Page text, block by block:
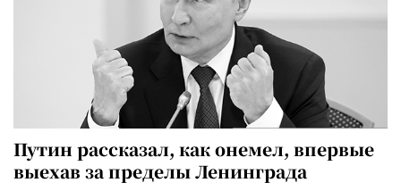
Путин рассказал, как онемел, впервые
выехав за пределы Ленинграда